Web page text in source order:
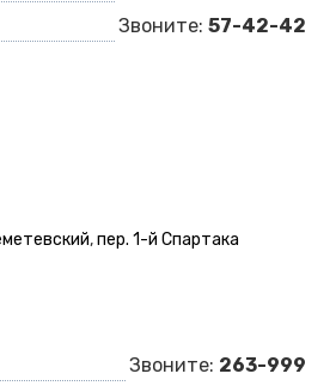
Звоните: 57-42-42
,пер. 1-й Спартака
Звоните: 263-999